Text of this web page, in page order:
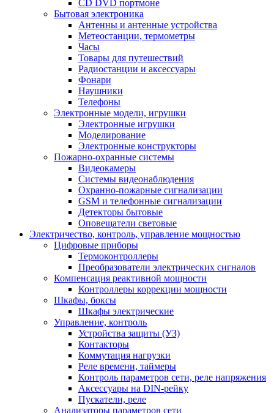
CD DVD портмоне
Бытовая электроника
Антенны и антенные устройства
Метеостанции, термометры
Часы
Товары для путешествий
Радиостанции и аксессуары
Фонари
Наушники
Телефоны
Электронные модели, игрушки
Электронные игрушки
Моделирование
Электронные конструкторы
Пожарно-охранные системы
Видеокамеры
Системы видеонаблюдения
Охранно-пожарные сигнализации
GSM и телефонные сигнализации
Детекторы бытовые
Оповещатели световые
Электричество, контроль, управление мощностью
Цифровые приборы
Термоконтроллеры
Преобразователи электрических сигналов
Компенсация реактивной мощности
Контроллеры коррекции мощности
Шкафы, боксы
Шкафы электрические
Управление, контроль
Устройства защиты (УЗ)
Контакторы
Коммутация нагрузки
Реле времени, таймеры
Контроль параметров сети, реле напряжения
Аксессуары на DIN-рейку
Пускатели, реле
Анализаторы параметров сети